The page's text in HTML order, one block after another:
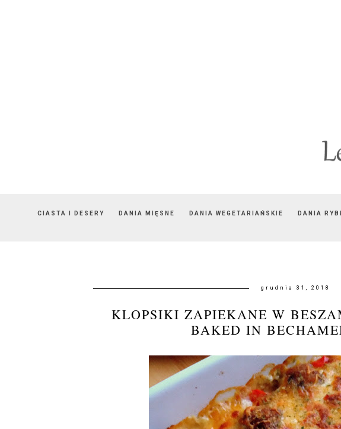
CIASTA I DESERY DANIA MIĘSNE DANIA WEGETARIAŃSKIE DANIA
grudnia 31, 2018
KLOPSIKI ZAPIEKANE W
BAKED IN